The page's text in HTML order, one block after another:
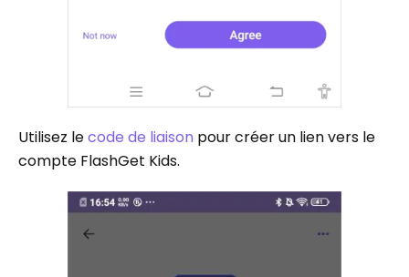
Utilisez lecode de liaison pour créer un lien vers le
compte FlashGet Kids.